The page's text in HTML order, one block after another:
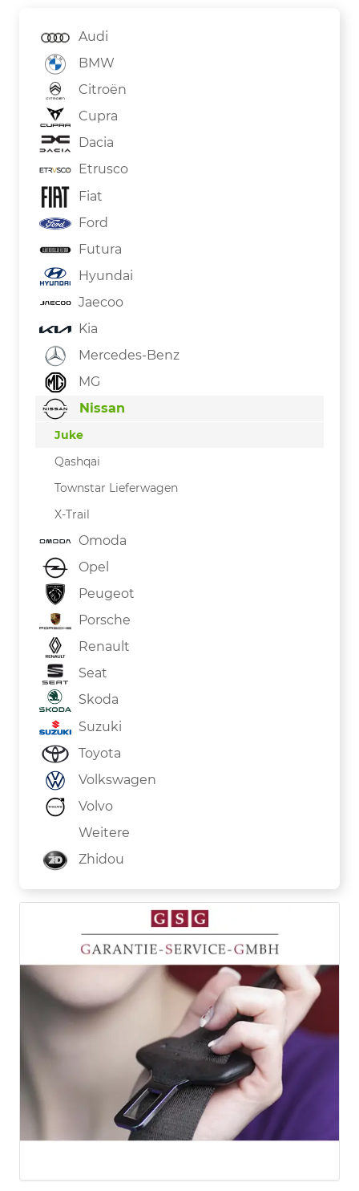
Audi
BMW
Citroën
Cupra
Dacia
Etrusco
Fiat
Ford
Futura
Hyundai
Jaecoo
Kia
Mercedes-Benz
MG
Nissan
Juke
Qashqai
Townstar Lieferwagen
X-Trail
Omoda
Opel
Peugeot
Porsche
Renault
Seat
Skoda
Suzuki
Toyota
Volkswagen
Volvo
Weitere
Zhidou